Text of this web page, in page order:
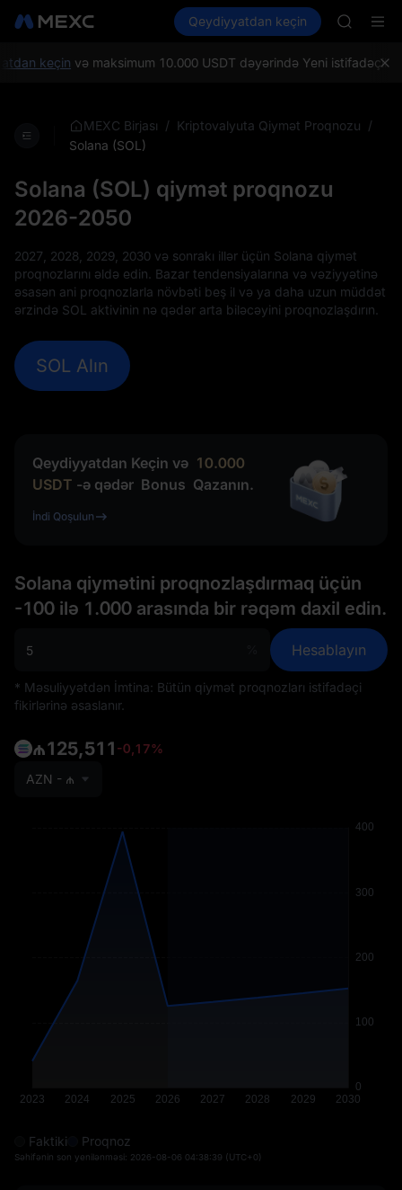
Bazarlar Spot Futures PLTR
Qeydiyyatdan keçin
HEI
UNITREE
HEI
keçinvə maksimum 10.000 USDT dəyərində Yeni istifadəçiləri
MEXC Birjası / Kriptovalyuta Qiymət Proqnozu /
Solana (SOL)
Solana (SOL) qiymət proqnozu
2026-2050
2027, 2028, 2029, 2030 və sonrakı illər üçün Solana qiymət
proqnozlarını əldə edin. Bazar tendensiyalarına və vəziyyətinə
əsasən ani proqnozlarla növbəti beş il və ya daha uzun müddət
ərzində SOL aktivinin nə qədər arta biləcəyini proqnozlaşdırın.
SOL Alın
Qeydiyyatdan Keçin və 10.000
USDT -ə qədər Bonus Qazanın.
İndi Qoşulun
Solana qiymətini proqnozlaşdırmaq üçün
-100 ilə 1.000 arasında bir rəqəm daxil edin.
Hesablayın
* Məsuliyyətdən İmtina: Bütün qiymət proqnozları istifadəçi
fikirlərinə əsaslanır.
₼125,511 -0,17%
AZN - ₼
Faktiki Proqnoz
Səhifənin son yenilənməsi: 2026-08-06 04:38:39 (UTC+0)